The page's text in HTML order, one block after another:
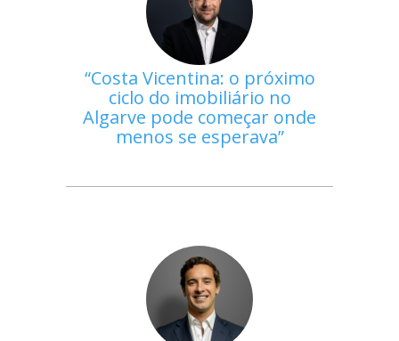
Costa Vicentina: o próximo
ciclo do imobiliário no
Algarve pode começar onde
menos se esperava